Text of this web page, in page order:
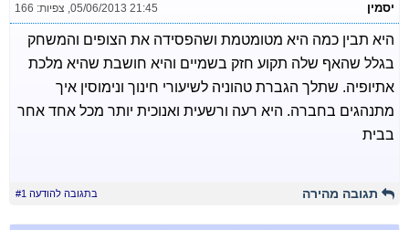
יסמין 05/06/2013 21:45
, צפיות: 166
היא תבין כמה היא מטומטמת ושהפסידה את הצופים והמשחק
בגלל שהאף שלה תקוע חזק בשמיים והיא חושבת שהיא מלכת
אתיופיה. שתלך הגברת טהוניה לשיעורי חינוך ונימוסין איך
מתנהגים בחברה. היא רעה ורשעית ואנוכית יותר מכל אחד אחר
בבית
תגובה מהירה בתגובה להודעה #1